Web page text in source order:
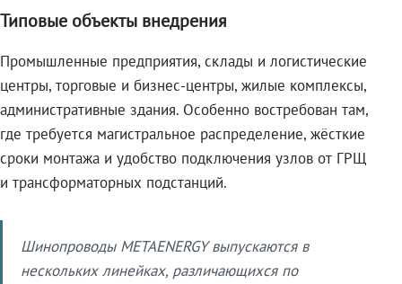
Типовые объекты внедрения
Промышленные предприятия, склады и логистические
центры, торговые и бизнес-центры, жилые комплексы,
административные здания. Особенно востребован там,
где требуется магистральное распределение, жёсткие
сроки монтажа и удобство подключения узлов от ГРЩ
и трансформаторных подстанций.
Шинопроводы METAENERGY выпускаются в
нескольких линейках, различающихся по